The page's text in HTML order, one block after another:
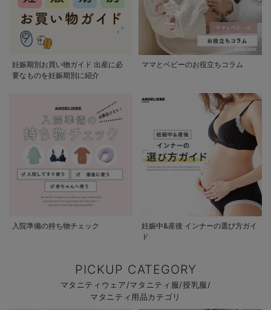
妊娠期別お買い物ガイド 出産に必
要なものを妊娠期別に紹介
ママとベビーのお役立ちコラム
入院準備の持ち物チェック
妊娠中&産後 インナーの選び方ガイ
ド
PICKUP CATEGORY
マタニティウェア/マタニティ服/授乳服/
マタニティ用品カテゴリ